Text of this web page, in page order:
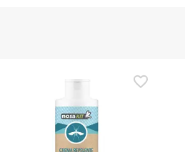
dotyczącymi
Ponadto, jeśli chcesz, możesz